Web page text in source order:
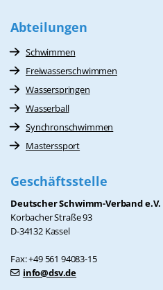
Abteilungen
Schwimmen
Freiwasserschwimmen
Wasserspringen
Wasserball
Synchronschwimmen
Masterssport
Geschäftsstelle
Deutscher Schwimm-Verband e.V.
Korbacher Straße 93
D-34132 Kassel
Fax: +49 561 94083-15
info@dsv.de